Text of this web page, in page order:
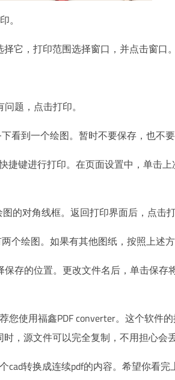
。
它，打印范围选择窗口，并点击窗口。
题，点击打印。
看到一个绘图。暂时不要保存，也不要
捷键进行打印。在页面设置中，单击
的对角线框。返回打印界面后，点击打
个绘图。如果有其他图纸，按照上述方
存的位置。更改文件名后，单击保存
使用福鑫PDF converter。这个软件
，源文件可以完全复制，不用担心会
转换成连续pdf的内容。希望你看完